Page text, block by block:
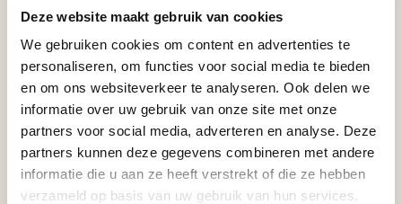
Deze website maakt gebruik van cookies
We gebruiken cookies om content en advertenties te
personaliseren, om functies voor social media te bieden
en om ons websiteverkeer te analyseren. Ook delen we
informatie over uw gebruik van onze site met onze
partners voor social media, adverteren en analyse. Deze
partners kunnen deze gegevens combineren met andere
informatie die u aan ze heeft verstrekt of die ze hebben
verzameld op basis van uw gebruik van hun services.
Vrijblijvend advies?
Geen probleem, wij hebben alles voor uw
Aangepaste openingstijden tijdens de
vakantieperiode
Waardenburg en Vego Dordrecht hanteren tijdens
de vakantieperiode aangepaste openingstijden op
zaterdag. Bekijk de vestigingspagina voor de